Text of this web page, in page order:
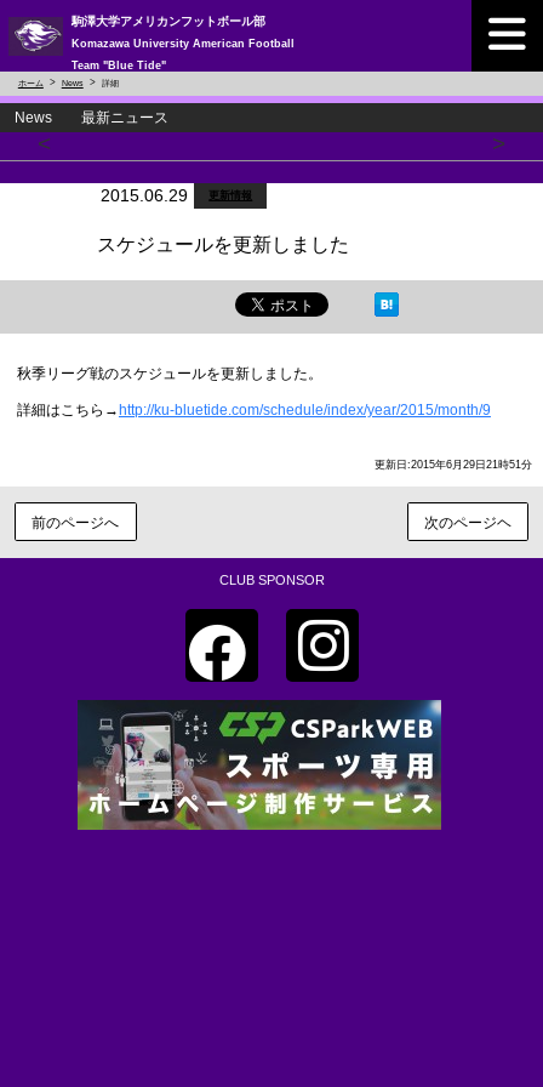
駒澤大学アメリカンフットボール部
Komazawa University American Football
Team "Blue Tide"
ホーム News 詳細
News 最新ニュース
< >
2015.06.29 更新情報
スケジュールを更新しました
秋季リーグ戦のスケジュールを更新しました。
詳細はこちら→ http://ku-bluetide.com/schedule/index/year/2015/month/9
更新日:2015年6月29日21時51分
前のページへ 次のページヘ
CLUB SPONSOR